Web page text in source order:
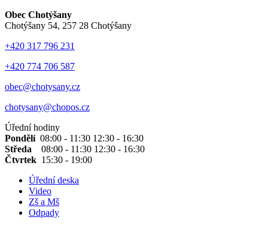
Obec Chotýšany
Chotýšany 54, 257 28 Chotýšany
+420 317 796 231
+420 774 706 587
obec@chotysany.cz
chotysany@chopos.cz
Úřední hodiny
Pondělí 08:00 - 11:30 12:30 - 16:30
Středa 08:00 - 11:30 12:30 - 16:30
Čtvrtek 15:30 - 19:00
Úřední deska
Video
Zš a Mš
Odpady